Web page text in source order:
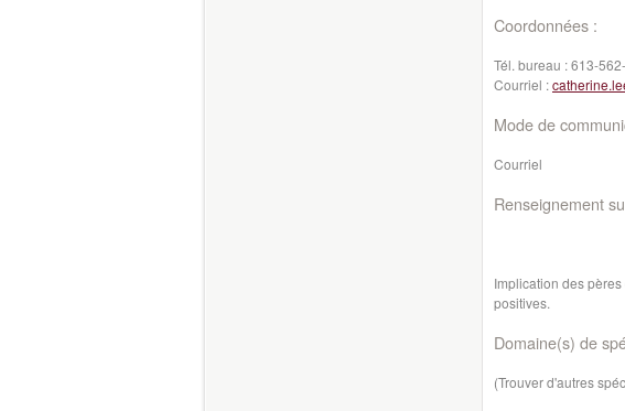
Coordonnées :
Tél. bureau :613-
Courriel :
Mode de
Courriel
Renseignement
Implication des
positives.
Domaine(s) de
(Trouver d'autres